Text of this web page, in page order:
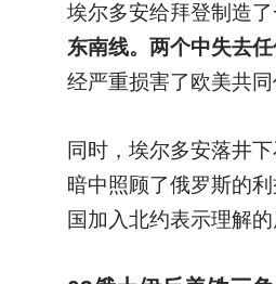
埃尔多安给拜登制造
东南线。两个中失去
经严重损害了欧美共
同时，埃尔多安落井
暗中照顾了俄罗斯的
国加入北约表示理解的